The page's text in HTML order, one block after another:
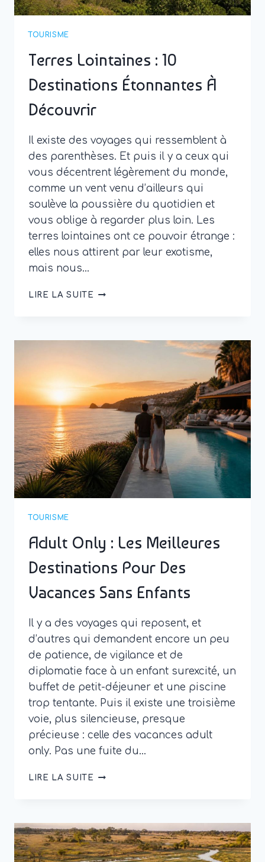
TOURISME
Terres Lointaines : 10
Destinations Étonnantes À
Découvrir
Il existe des voyages qui ressemblent à
des parenthèses. Et puis il y a ceux qui
vous décentrent légèrement du monde,
comme un vent venu d’ailleurs qui
soulève la poussière du quotidien et
vous oblige à regarder plus loin. Les
terres lointaines ont ce pouvoir étrange :
elles nous attirent par leur exotisme,
mais nous…
LIRE LA SUITE TERRES
DESTINATIONS
DÉCOUVRIR
TOURISME
Adult Only : Les Meilleures
Destinations Pour Des
Vacances Sans Enfants
Il y a des voyages qui reposent, et
d’autres qui demandent encore un peu
de patience, de vigilance et de
diplomatie face à un enfant surexcité, un
buffet de petit-déjeuner et une piscine
trop tentante. Puis il existe une troisième
voie, plus silencieuse, presque
précieuse : celle des vacances adult
only. Pas une fuite du…
LIRE LA SUITE ADULT
MEILLEURES
DESTINATIONS
POUR